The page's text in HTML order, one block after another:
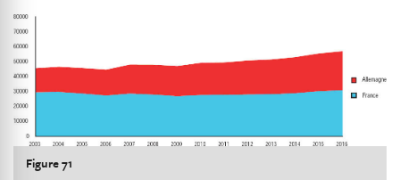
Figure 71